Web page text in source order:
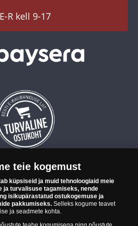
E-R kell 9-17
maailma tuntumate rahapajade
levitaja Eestis. OÜ Eesti Mündiäri
Group“.
mündilevitajate grupil "Samlerhuset
riigis. Ettevõtete grupile kuulub
teie kogemust
küpsiseid ja muid tehnoloogiaid meie
ja turvalisuse tagamiseks, nende
isikupärastatud ostukogemuse ja
pakkumiseks. Selleks kogume teavet
ja seadmete kohta.